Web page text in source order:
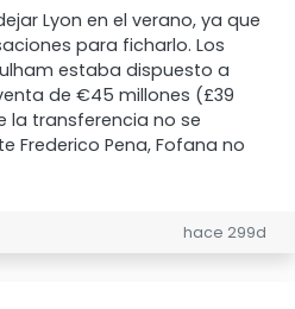
Lyon en el verano, ya que
para ficharlo. Los
estaba dispuesto a
de €45 millones (£39
la transferencia no se
Frederico Pena, Fofana no
hace 299d